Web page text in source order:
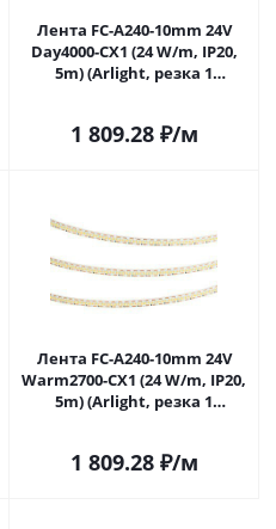
Лента FC-A240-10mm 24V
Day4000-CX1 (24 W/m, IP20,
5m) (Arlight, резка 1
1 809.28₽/м
Лента FC-A240-10mm 24V
Warm2700-CX1 (24 W/m, IP20,
5m) (Arlight, резка 1
1 809.28₽/м